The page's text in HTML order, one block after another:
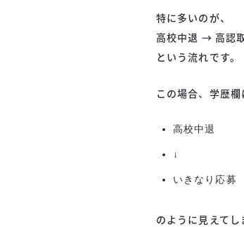
特に多いのが、
高校中退 → 高認
という流れです。
この場合、学歴欄
高校中退
↓
いきなり応募
のように見えてし